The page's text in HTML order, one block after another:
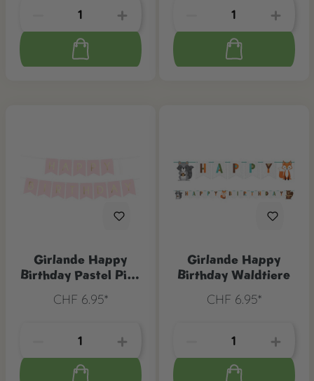
Girlande Happy
Birthday Pastel Pink
CHF 6.95*
Girlande Happy
Birthday Waldtiere
CHF 6.95*